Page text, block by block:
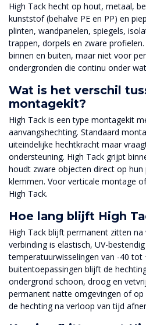
High Tack hecht op hout, metaal,
kunststof (behalve PE en PP) en
plinten, wandpanelen, spiegels,
trappen, dorpels en zware
binnen en buiten, maar niet voor
ondergronden die continu onder
Wat is het verschil
montagekit?
High Tack is een type montagekit
aanvangshechting. Standaard
uiteindelijke hechtkracht maar
ondersteuning. High Tack grijpt
houdt zware objecten direct op
klemmen. Voor verticale montage
High Tack.
Hoe lang blijft High
High Tack blijft permanent zitten na
verbinding is elastisch, UV-
temperatuurwisselingen van -40 tot
buitentoepassingen blijft de
ondergrond schoon, droog en
permanent natte omgevingen of
de hechting na verloop van tijd